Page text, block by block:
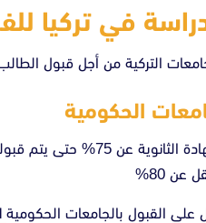
في تركيا
التركية من أجل قبول
الحكومية
يجب ألا يقل معدلك في
80%
على القبول بالجامعات الحكومية